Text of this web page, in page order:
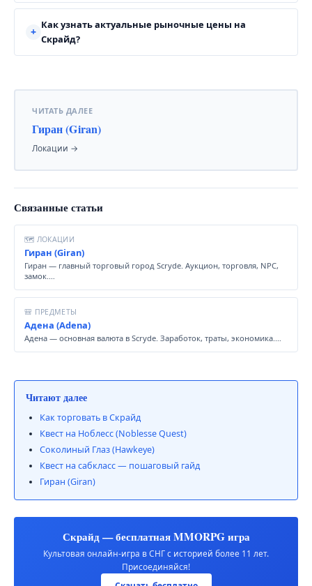
Как узнать актуальные рыночные цены на
Скрайд?
ЧИТАТЬ ДАЛЕЕ
Гиран (Giran)
Локации →
Связанные статьи
🗺 ЛОКАЦИИ
Гиран (Giran)
Гиран — главный торговый город Scryde. Аукцион, торговля, NPC,
замок.…
🎒 ПРЕДМЕТЫ
Адена (Adena)
Адена — основная валюта в Scryde. Заработок, траты, экономика.…
Читают далее
Как торговать в Скрайд
Квест на Ноблесс (Noblesse Quest)
Соколиный Глаз (Hawkeye)
Квест на сабкласс — пошаговый гайд
Гиран (Giran)
Скрайд — бесплатная MMORPG игра
Культовая онлайн-игра в СНГ с историей более 11 лет.
Присоединяйся!